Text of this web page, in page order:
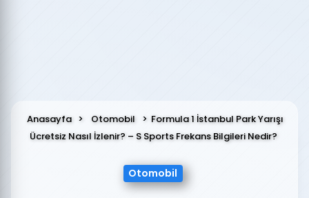
Anasayfa Otomobil
Formula 1 İstanbul Park Yarışı
Ücretsiz Nasıl İzlenir? – S Sports Frekans Bilgileri Nedir?
Otomobil